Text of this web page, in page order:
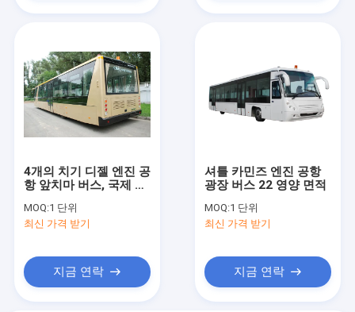
4개의 치기 디젤 엔진 공
항 앞치마 버스, 국제 공
MOQ:1 단위
최신 가격 받기
지금 연락
셔틀 카민즈 엔진 공항
광장 버스 22 영양 면적
MOQ:1 단위
최신 가격 받기
지금 연락